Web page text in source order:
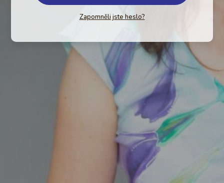
Zapomněli jste heslo?